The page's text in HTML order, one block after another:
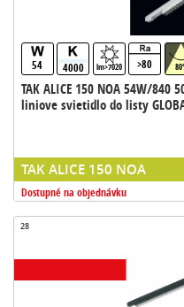
54 4000 lm>7020 >80
TAK ALICE 150 NOA 54W/840
liniove svietidlo do listy
TAK ALICE 150 NOA
Dostupné na objednávku
28